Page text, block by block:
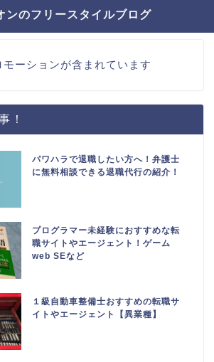
ンのフリースタイルブログ
ーションが含まれています
！
パワハラで退職したい方へ！弁護士
に無料相談できる退職代行の紹介！
プログラマー未経験におすすめな転
職サイトやエージェント！ゲーム
web SEなど
１級自動車整備士おすすめの転職サ
イトやエージェント【異業種】